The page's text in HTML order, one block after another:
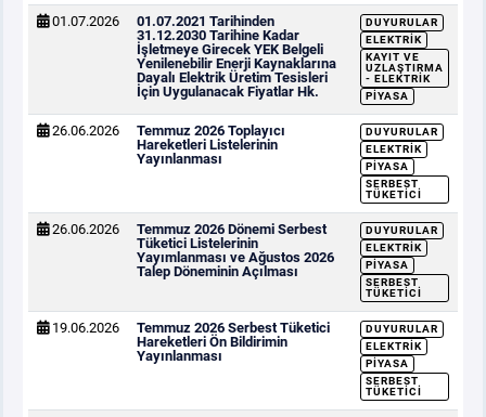
01.07.2026
01.07.2021 Tarihinden
31.12.2030 Tarihine Kadar
İşletmeye Girecek YEK Belgeli
Yenilenebilir Enerji Kaynaklarına
Dayalı Elektrik Üretim Tesisleri
İçin Uygulanacak Fiyatlar Hk.
DUYURULAR
ELEKTRIK
KAYIT VE
UZLAŞTIRMA
- ELEKTRIK
PIYASA
26.06.2026
Temmuz 2026 Toplayıcı
Hareketleri Listelerinin
Yayınlanması
DUYURULAR
ELEKTRIK
PIYASA
SERBEST
TÜKETICI
26.06.2026
Temmuz 2026 Dönemi Serbest
Tüketici Listelerinin
Yayımlanması ve Ağustos 2026
Talep Döneminin Açılması
DUYURULAR
ELEKTRIK
PIYASA
SERBEST
TÜKETICI
19.06.2026
Temmuz 2026 Serbest Tüketici
Hareketleri Ön Bildirimin
Yayınlanması
DUYURULAR
ELEKTRIK
PIYASA
SERBEST
TÜKETICI